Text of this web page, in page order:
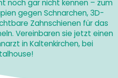
noch gar nicht kennen – zum
gegen Schnarchen, 3D-
Zahnschienen für das
Vereinbaren sie jetzt einen
in Kaltenkirchen, bei